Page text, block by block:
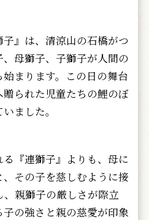
』は、清涼山の石橋がつ
母獅子、子獅子が人間の
まります。この日の舞台
られた児童たちの鯉のぼ
ました。
『連獅子』よりも、母に
その子を慈しむように接
親獅子の厳しさが際立
の強さと親の慈愛が印象